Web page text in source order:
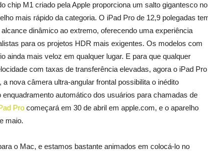
chip M1 criado pela Apple proporciona um salto gigantesco no
mais rápido da categoria. O iPad Pro de 12,9 polegadas
dinâmico ao extremo, oferecendo uma experiência
para os projetos HDR mais exigentes. Os modelos com
ainda mais veloz em qualquer lugar. E para que qualquer
com taxas de transferência elevadas, agora o iPad
nova câmera ultra-angular frontal possibilita o inédito
automático dos usuários para chamadas de
Pro começará em 30 de abril em apple.com, e o aparelho
maio.
o Mac, e estamos bastante animados em colocá-lo no